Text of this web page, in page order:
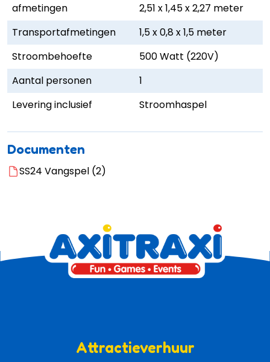
afmetingen
2,51 x 1,45 x 2,27 meter
Transportafmetingen
1,5 x 0,8 x 1,5 meter
Stroombehoefte
500 Watt (220V)
Aantal personen
1
Levering inclusief
Stroomhaspel
Documenten
SS24 Vangspel (2)
Attractieverhuur